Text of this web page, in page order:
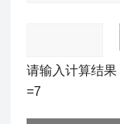
请输入计算结
=7